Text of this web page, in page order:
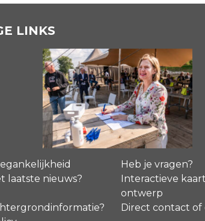
LINKS
Heb je vragen?
laatste nieuws?
Interactieve
ontwerp
Direct contact of